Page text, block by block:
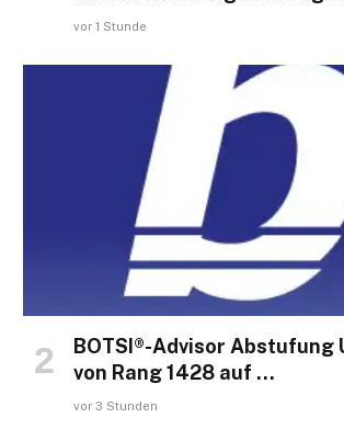
vor 1 Stunde
BOTSI®-Advisor Abstufung
von Rang 1428 auf …
vor 3 Stunden